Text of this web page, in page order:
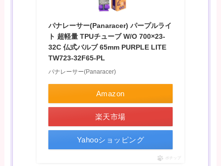
パナレーサー(Panaracer) パープルライ
ト 超軽量 TPUチューブ W/O 700×23-
32C 仏式バルブ 65mm PURPLE LITE
TW723-32F65-PL
パナレーサー(Panaracer)
Amazon
楽天市場
Yahooショッピング
ポチップ